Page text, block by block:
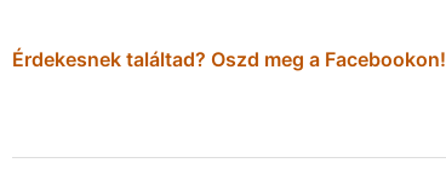
Érdekesnek találtad? Oszd meg a Facebookon!